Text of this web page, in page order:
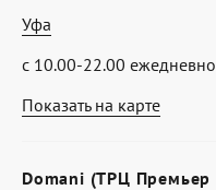
Показать на карте
Уфа
с 10.00-22.00 ежедневно
Domani (ТРЦ